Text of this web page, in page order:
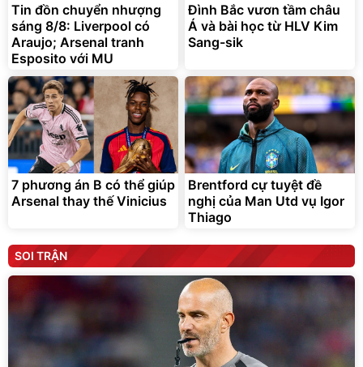
Tin đồn chuyển nhượng
sáng 8/8: Liverpool có
Araujo; Arsenal tranh
Esposito với MU
Đình Bắc vươn tầm châu
Á và bài học từ HLV Kim
Sang-sik
7 phương án B có thể giúp
Arsenal thay thế Vinicius
Brentford cự tuyệt đề
nghị của Man Utd vụ Igor
Thiago
SOI TRẬN